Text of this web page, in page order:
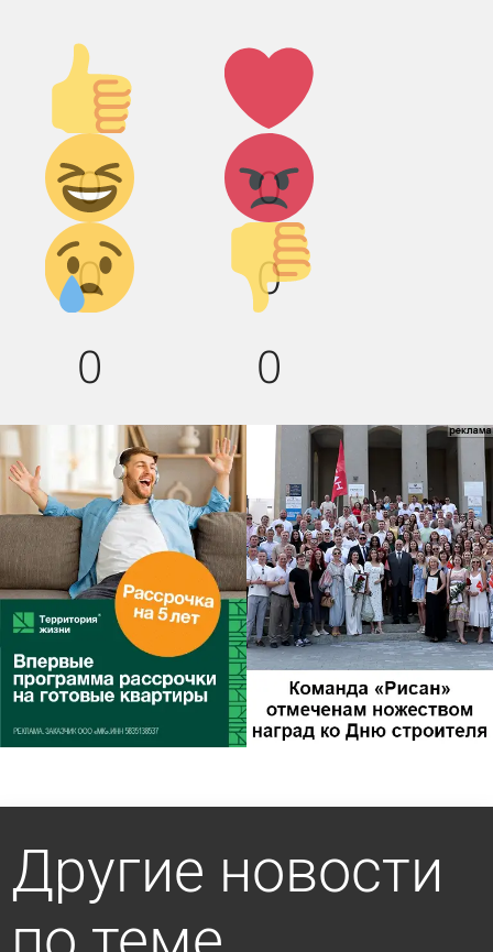
Палец
вверх!
0
Лайк!
0
Дикий
смех!
0
Агрессия!
0
Грусть :(
0
Палец
вниз!
0
Другие новости